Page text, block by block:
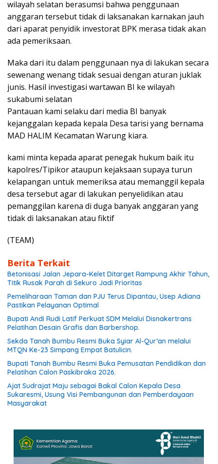
wilayah selatan berasumsi bahwa penggunaan
anggaran tersebut tidak di laksanakan karnakan jauh
dari aparat penyidik investorat BPK merasa tidak akan
ada pemeriksaan.
Maka dari itu dalam penggunaan nya di lakukan secara
sewenang wenang tidak sesuai dengan aturan juklak
junis. Hasil investigasi wartawan BI ke wilayah
sukabumi selatan
Pantauan kami selaku dari media BI banyak
kejanggalan kepada kepala Desa tarisi yang bernama
MAD HALIM Kecamatan Warung kiara.
kami minta kepada aparat penegak hukum baik itu
kapolres/Tipikor ataupun kejaksaan supaya turun
kelapangan untuk memeriksa atau memanggil kepala
desa tersebut agar di lakukan penyelidikan atau
pemanggilan karena di duga banyak anggaran yang
tidak di laksanakan atau fiktif
(TEAM)
Berita Terkait
Betonisasi Jalan Jepara-Kelet Ditarget Rampung Akhir Tahun,
Titik Rusak Parah di Sekuro Jadi Prioritas
Pemeliharaan Taman dan PJU Terus Dipantau, Usep Adiana
Pastikan Pelayanan Optimal
Bupati Andi Rudi Latif Perkuat SDM Melalui Disnakertrans
Pelatihan Desain Grafis dan Barbershop.
Sekda Tanah Bumbu Resmi Buka Syiar Al-Qur’an melalui
MTQN Ke-23 Simpang Empat Batulicin.
Bupati Tanah Bumbu Resmi Buka Pemusatan Pendidikan dan
Pelatihan Calon Paskibraka 2026.
Ajat Sudrajat Maju sebagai Bakal Calon Kepala Desa
Sukaresmi, Usung Visi Pembangunan dan Pemberdayaan
Masyarakat